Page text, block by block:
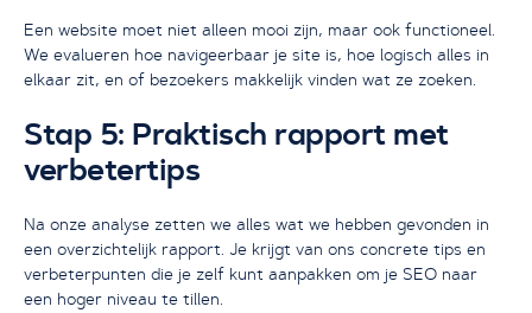
Een website moet niet alleen mooi zijn, maar ook functioneel.
We evalueren hoe navigeerbaar je site is, hoe logisch alles in
elkaar zit, en of bezoekers makkelijk vinden wat ze zoeken.
Stap 5: Praktisch rapport met
verbetertips
Na onze analyse zetten we alles wat we hebben gevonden in
een overzichtelijk rapport. Je krijgt van ons concrete tips en
verbeterpunten die je zelf kunt aanpakken om je SEO naar
een hoger niveau te tillen.